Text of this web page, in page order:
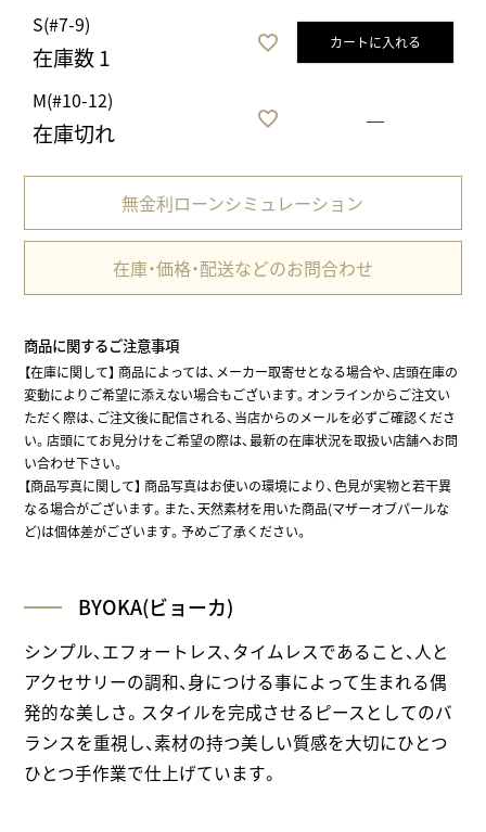
S(#7-9)
在庫数1 カートに入れる
M(#10-12)
在庫切れ —
無金利ローンシミュレーション
在庫・価格・配送などのお問合わせ
商品に関するご注意事項
【在庫に関して】商品によっては、メーカー取寄せとなる場合や、店頭在庫の
変動によりご希望に添えない場合もございます。オンラインからご注文い
ただく際は、ご注文後に配信される、当店からのメールを必ずご確認くださ
い。店頭にてお見分けをご希望の際は、最新の在庫状況を取扱い店舗へお問
い合わせ下さい。
【商品写真に関して】 商品写真はお使いの環境により、色見が実物と若干異
なる場合がございます。また、天然素材を用いた商品(マザーオブパールな
ど)は個体差がございます。予めご了承ください。
BYOKA(ビョーカ)
シンプル、エフォートレス、タイムレスであること、人と
アクセサリーの調和、身につける事によって生まれる偶
発的な美しさ。スタイルを完成させるピースとしてのバ
ランスを重視し、素材の持つ美しい質感を大切にひとつ
ひとつ手作業で仕上げています。